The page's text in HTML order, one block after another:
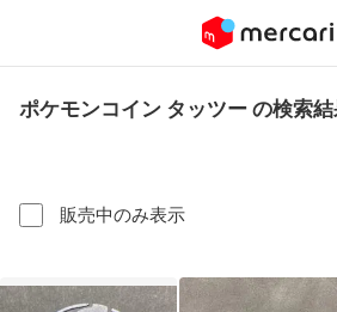
ポケモンコイン タッツー の検索
販売中のみ表示